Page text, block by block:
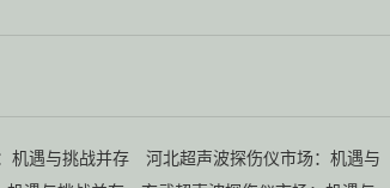
机遇与挑战并存
河北超声波探伤仪市场：机遇与